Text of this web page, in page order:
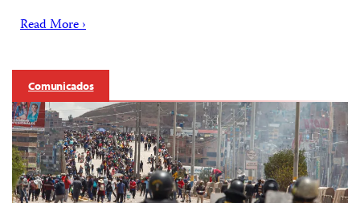
Read More ›
Comunicados